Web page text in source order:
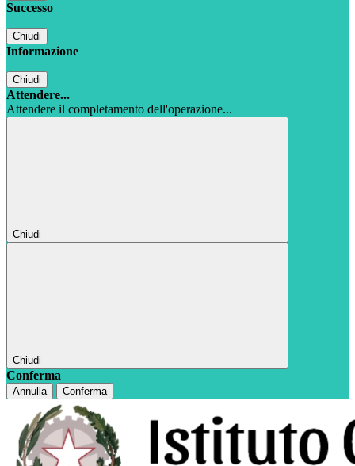
Successo
Chiudi
Informazione
Chiudi
Attendere...
Attendere il completamento dell'operazione...
Chiudi
Chiudi
Conferma
Annulla Conferma